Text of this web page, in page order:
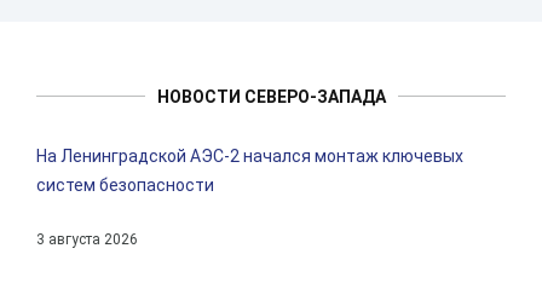
НОВОСТИ СЕВЕРО-ЗАПАДА
На Ленинградской АЭС-2 начался монтаж ключевых
систем безопасности
3 августа 2026